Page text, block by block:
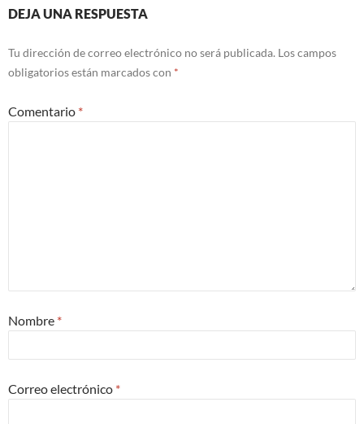
DEJA UNA RESPUESTA
Tu dirección de correo electrónico no será publicada. Los campos
obligatorios están marcados con *
Comentario *
Nombre *
Correo electrónico *